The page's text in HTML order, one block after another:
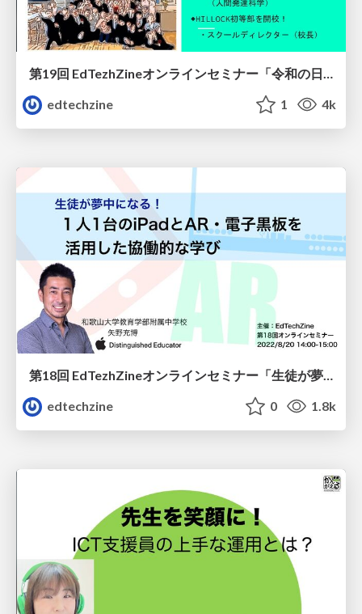
第19回 EdTezhZineオンラインセミナー「令和の日本型学校教育！ 自由進度学習って何？」
edtechzine
1 4k
第18回 EdTezhZineオンラインセミナー「生徒が夢中になる！ 1人1台のiPadとAR・電子黒板を活用した協働的な学び」
edtechzine
0 1.8k